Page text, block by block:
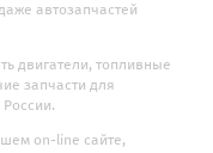
автозапчастей
двигатели, топливные
запчасти для
on-line сайте,